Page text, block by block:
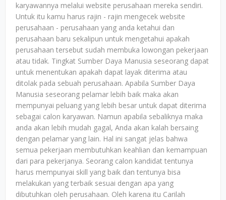
karyawannya melalui website perusahaan mereka sendiri.
Untuk itu kamu harus rajin - rajin mengecek website
perusahaan - perusahaan yang anda ketahui dan
perusahaan baru sekalipun untuk mengetahui apakah
perusahaan tersebut sudah membuka lowongan pekerjaan
atau tidak. Tingkat Sumber Daya Manusia seseorang dapat
untuk menentukan apakah dapat layak diterima atau
ditolak pada sebuah perusahaan. Apabila Sumber Daya
Manusia seseorang pelamar lebih baik maka akan
mempunyai peluang yang lebih besar untuk dapat diterima
sebagai calon karyawan. Namun apabila sebaliknya maka
anda akan lebih mudah gagal, Anda akan kalah bersaing
dengan pelamar yang lain. Hal ini sangat jelas bahwa
semua pekerjaan membutuhkan keahlian dan kemampuan
dari para pekerjanya. Seorang calon kandidat tentunya
harus mempunyai skill yang baik dan tentunya bisa
melakukan yang terbaik sesuai dengan apa yang
dibutuhkan oleh perusahaan. Oleh karena itu Carilah